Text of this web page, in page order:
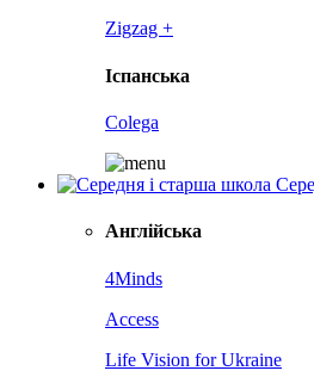
Zigzag +
Іспанська
Colega
Англійська
4Minds
Access
Life Vision for Ukraine